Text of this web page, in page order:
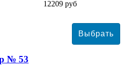
12209 руб
№ 53